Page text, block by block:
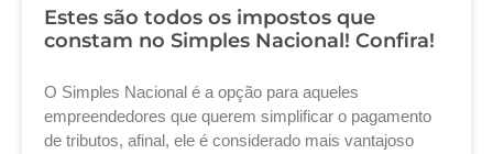
Estes são todos os impostos que
constam no Simples Nacional! Confira!
O Simples Nacional é a opção para aqueles
empreendedores que querem simplificar o pagamento
de tributos, afinal, ele é considerado mais vantajoso